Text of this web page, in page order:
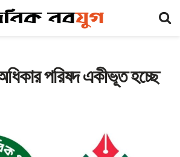
পরিষদ একীভূত হচ্ছে